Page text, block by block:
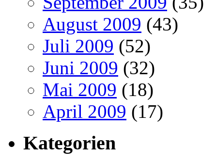
August 2009 (43)
Juli 2009 (52)
Juni 2009 (32)
Mai 2009 (18)
April 2009 (17)
Kategorien